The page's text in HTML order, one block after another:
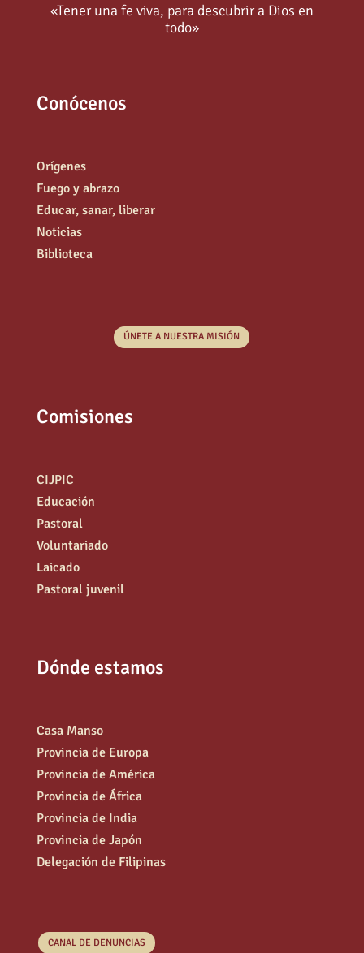
«Tener una fe viva, para descubrir a Dios en
todo»
Conócenos
Orígenes
Fuego y abrazo
Educar, sanar, liberar
Noticias
Biblioteca
ÚNETE A NUESTRA MISIÓN
Comisiones
CIJPIC
Educación
Pastoral
Voluntariado
Laicado
Pastoral juvenil
Dónde estamos
Casa Manso
Provincia de Europa
Provincia de América
Provincia de África
Provincia de India
Provincia de Japón
Delegación de Filipinas
CANAL DE DENUNCIAS